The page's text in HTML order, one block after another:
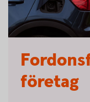
företag